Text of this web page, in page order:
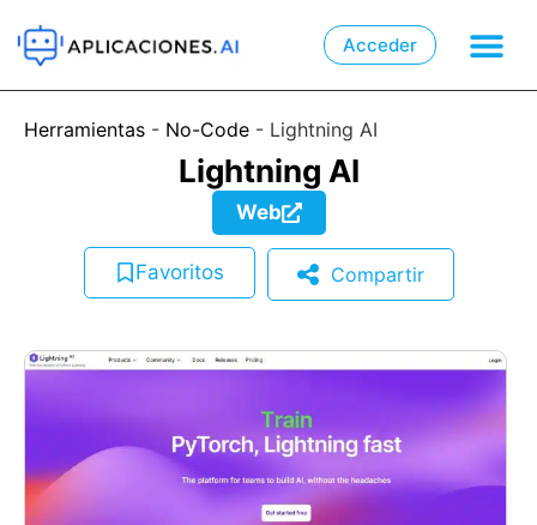
Acceder
Herramientas - No-Code - Lightning AI
Lightning AI
Web
Favoritos Compartir